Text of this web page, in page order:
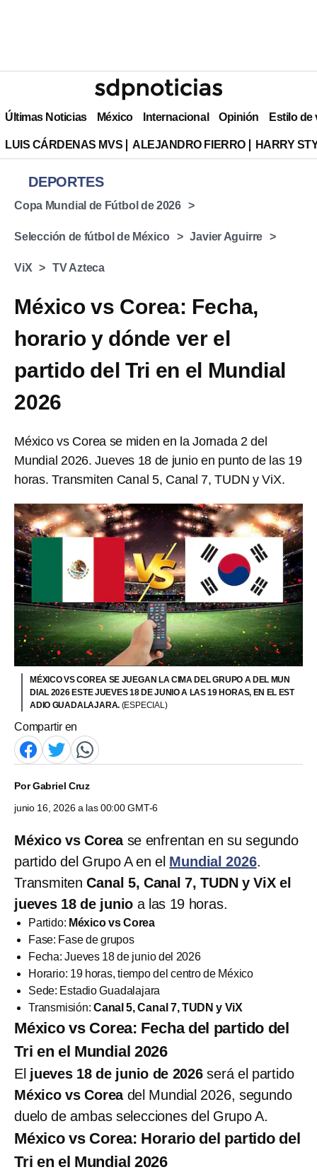
Últimas Noticias México Internacional Opinión Estilo de
LUIS CÁRDENAS MVS ALEJANDRO FIERRO HARRY
DEPORTES
Copa Mundial de Fútbol de 2026
Selección de fútbol de México Javier Aguirre
ViX TV Azteca
México vs Corea: Fecha,
horario y dónde ver el
partido del Tri en el Mundial
2026
México vs Corea se miden en la Jornada 2 del
Mundial 2026. Jueves 18 de junio en punto de las 19
horas. Transmiten Canal 5, Canal 7, TUDN y ViX.
MÉXICO VS COREA SE JUEGAN LA CIMA DEL GRUPO A DEL MUN
DIAL 2026 ESTE JUEVES 18 DE JUNIO A LAS 19 HORAS, EN EL EST
ADIO GUADALAJARA. (ESPECIAL)
Compartir en
PorGabriel Cruz
junio 16, 2026 a las 00:00 GMT-6
México vs Corease enfrentan en su segundo
partido del Grupo A en el Mundial 2026.
TransmitenCanal 5, Canal 7, TUDN y ViX el
jueves 18 de junio a las 19 horas.
Partido: México vs Corea
Fase: Fase de grupos
Fecha: Jueves 18 de junio del 2026
Horario: 19 horas, tiempo del centro de México
Sede: Estadio Guadalajara
Transmisión: Canal 5, Canal 7, TUDN y ViX
México vs Corea: Fecha del partido del
Tri en el Mundial 2026
El jueves 18 de junio de 2026será el partido
México vs Coreadel Mundial 2026, segundo
duelo de ambas selecciones del Grupo A.
México vs Corea: Horario del partido del
Tri en el Mundial 2026